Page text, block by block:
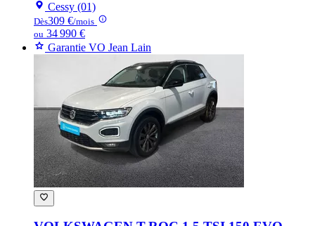
Cessy (01)
Dès309 €/mois
ou 34 990 €
Garantie VO Jean Lain